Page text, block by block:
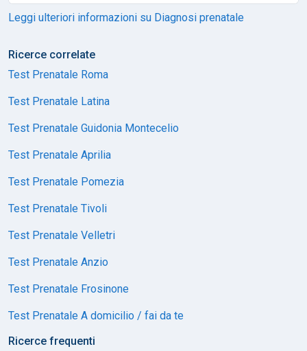
Leggi ulteriori informazioni su Diagnosi prenatale
Ricerce correlate
Test Prenatale Roma
Test Prenatale Latina
Test Prenatale Guidonia Montecelio
Test Prenatale Aprilia
Test Prenatale Pomezia
Test Prenatale Tivoli
Test Prenatale Velletri
Test Prenatale Anzio
Test Prenatale Frosinone
Test Prenatale A domicilio / fai da te
Ricerce frequenti